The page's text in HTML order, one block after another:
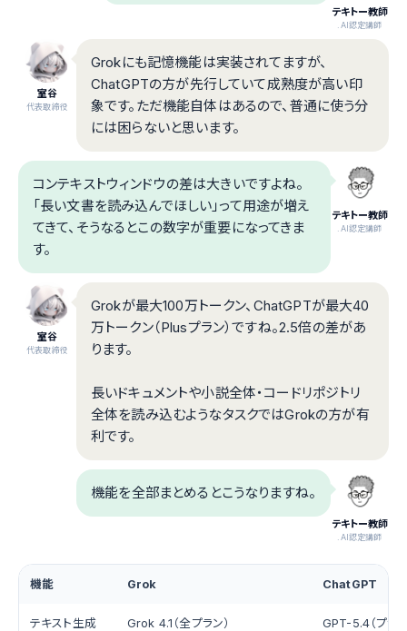
テキトー教師
.AI認定講師
室谷
代表取締役
Grokにも記憶機能は実装されてますが、
ChatGPTの方が先行していて成熟度が高い印
象です。ただ機能自体はあるので、普通に使う分
には困らないと思います。
テキトー教師
.AI認定講師
コンテキストウィンドウの差は大きいですよね。
「長い文書を読み込んでほしい」って用途が増え
てきて、そうなるとこの数字が重要になってきま
す。
室谷
代表取締役
Grokが最大100万トークン、ChatGPTが最大40
万トークン（Plusプラン）ですね。2.5倍の差があ
ります。
長いドキュメントや小説全体・コードリポジトリ
全体を読み込むようなタスクではGrokの方が有
利です。
テキトー教師
.AI認定講師
機能を全部まとめるとこうなりますね。
機能 Grok ChatGPT
テキスト生成 Grok 4.1（全プラン）
GPT-5.4（プラ